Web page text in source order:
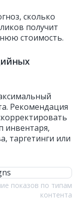
сколько
получит
стоимость.
Рекомендация
инвентаря,
таргетинги или
показов по типам
контента